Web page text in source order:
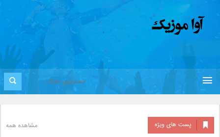
پست های ویژه مشاهده همه